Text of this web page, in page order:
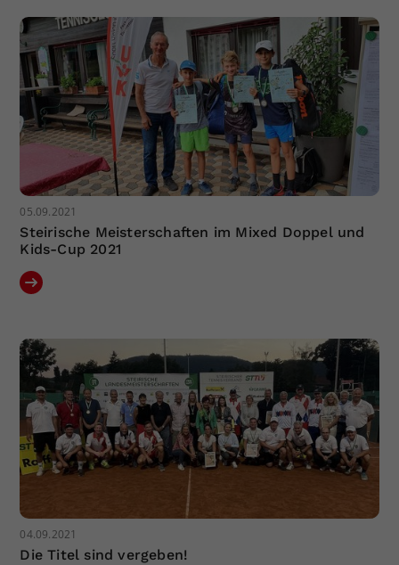
05.09.2021
Steirische Meisterschaften im Mixed Doppel und
Kids-Cup 2021
04.09.2021
Die Titel sind vergeben!
Zweck
Dieser Wert speichert Ihre Consent-
Einstellungen. Unter anderem eine
zufällig generierte ID, für die
historische Speicherung Ihrer
vorgenommen Einstellungen, falls der
Webseiten-Betreiber dies eingestellt
hat.